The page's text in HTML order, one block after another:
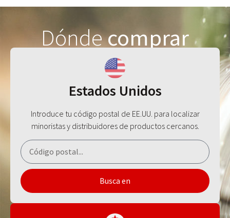
Dóndecomprar
Estados Unidos
Introduce tu código postal de EE.UU. para localizar
minoristas y distribuidores de productos cercanos.
Busca en